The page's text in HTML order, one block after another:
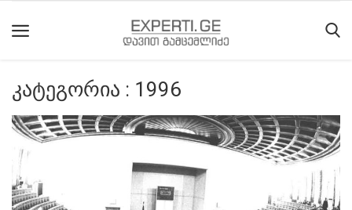
მიმდინარე
მოვლენები
საიტის
კატეგორია : 1996